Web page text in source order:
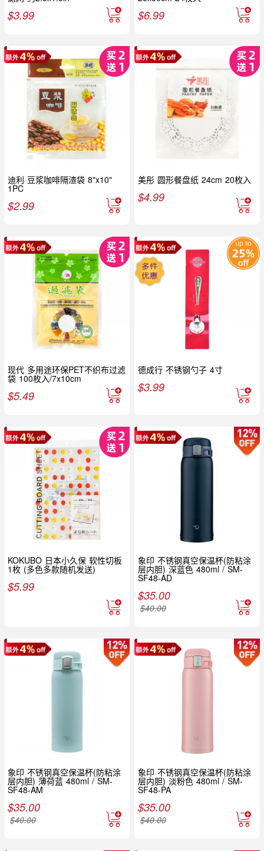
$3.99 $6.99
迪利 豆浆咖啡隔渣袋 8"x10"
1PC
$2.99
美彤 圆形餐盘纸 24cm 20枚入
$4.99
现代 多用途环保PET不织布过滤
袋 100枚入/7x10cm
$5.49
德成行 不锈钢勺子 4寸
$3.99
KOKUBO 日本小久保 软性切板
1枚 (多色多款随机发送)
$5.99
象印 不锈钢真空保温杯(防粘涂
层内胆) 深蓝色 480ml / SM-
SF48-AD
$35.00
$40.00
象印 不锈钢真空保温杯(防粘涂
层内胆) 薄荷蓝 480ml / SM-
SF48-AM
$35.00
$40.00
象印 不锈钢真空保温杯(防粘涂
层内胆) 淡粉色 480ml / SM-
SF48-PA
$35.00
$40.00